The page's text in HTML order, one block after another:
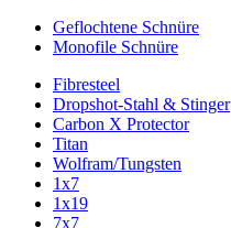
Geflochtene Schnüre
Monofile Schnüre
Fibresteel
Dropshot-Stahl & Stinger
Carbon X Protector
Titan
Wolfram/Tungsten
1x7
1x19
7x7